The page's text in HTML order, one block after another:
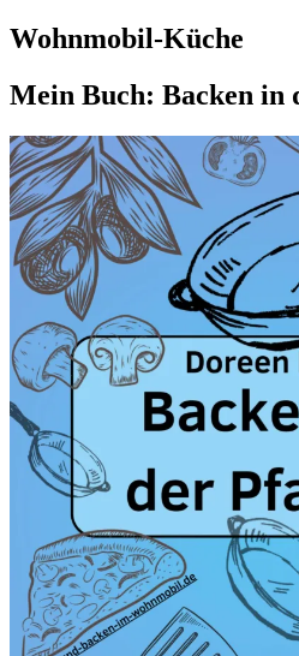
Wohnmobil-Küche
Mein Buch: Backen in